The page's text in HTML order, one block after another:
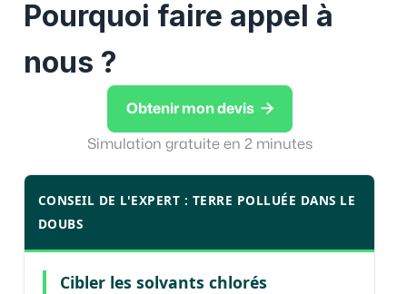
Pourquoi faire appel à
nous ?
Obtenir mon devis 
Simulation gratuite en 2 minutes
CONSEIL DE L'EXPERT : TERRE POLLUÉE DANS LE
DOUBS
Cibler les solvants chlorés